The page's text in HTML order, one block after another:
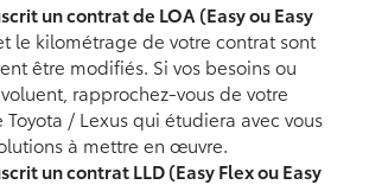
un contrat de LOA (Easy ou Easy
le kilométrage de votre contrat sont
être modifiés. Si vos besoins ou
rapprochez-vous de votre
/ Lexus qui étudiera avec vous
à mettre en œuvre.
un contrat LLD (Easy Flex ou Easy